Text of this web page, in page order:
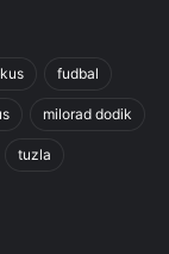
fudbal
milorad dodik
tuzla